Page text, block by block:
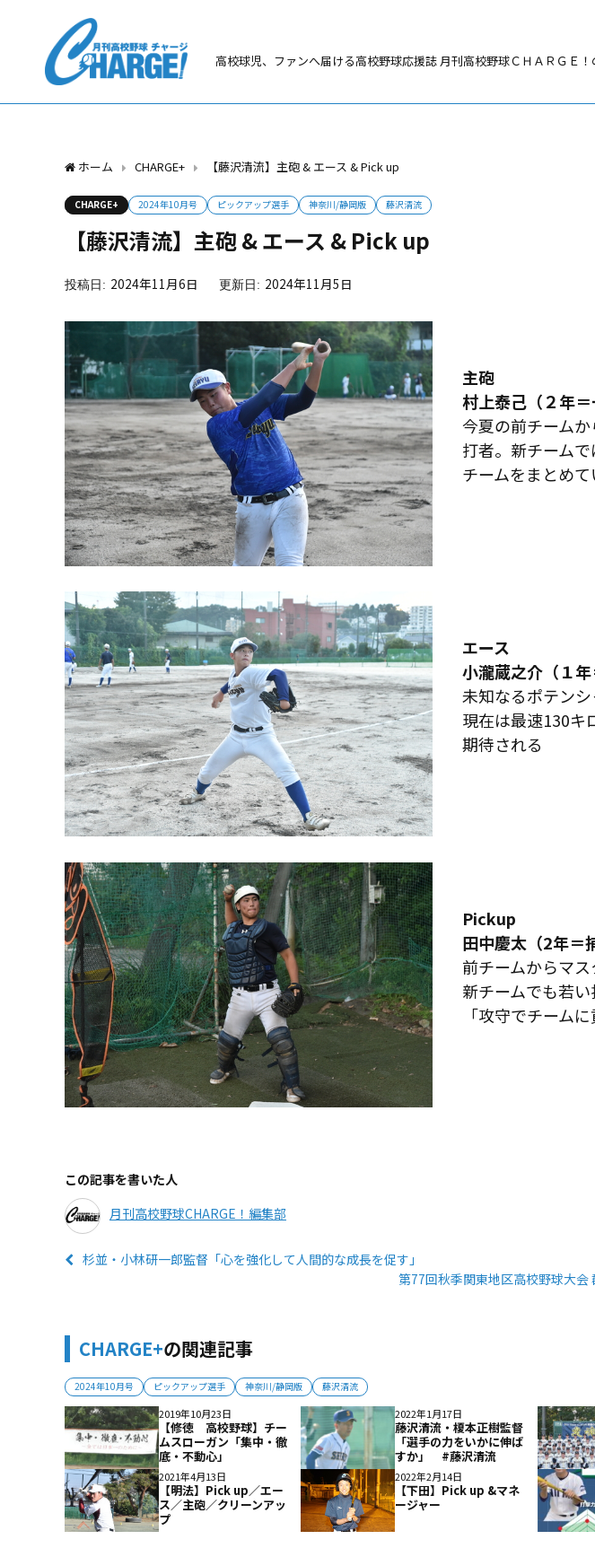
高校球児、ファンへ届ける高校野球応援誌 月刊高校野球ＣＨＡＲＧＥ！
ホーム CHARGE+ 【藤沢清流】主砲 & エース & Pick up
CHARGE+ 2024年10月号 ピックアップ選手 神奈川/静岡版 藤沢清流
【藤沢清流】主砲 & エース & Pick up
2024年11月6日 2024年11月5日
主砲
村上泰己（２年＝
今夏の前チーム
打者。新チーム
チームをまとめて
エース
小瀧蔵之介（１年
未知なるポテンシ
現在は最速130キ
期待される
Pickup
田中慶太（2年＝
前チームからマス
新チームでも若い
「攻守でチーム
この記事を書いた人
月刊高校野球CHARGE！編集部
杉並・小林研一郎監督「心を強化して人間的な成長を促す」
第77回秋季関東地区高校野球大
CHARGE+の関連記事
2024年10月号 ピックアップ選手 神奈川/静岡版 藤沢清流
2019年10月23日
【修徳 高校野球】チー
ムスローガン「集中・徹
底・不動心」
2022年1月17日
藤沢清流・榎本正樹監督
「選手の力をいかに伸ば
すか」 #藤沢清流
2021年4月13日
【明法】Pick up／エー
ス／主砲／クリーンアッ
プ
2022年2月14日
【下田】Pick up &マネ
ージャー